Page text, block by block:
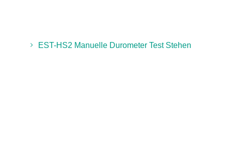
EST-HS2 Manuelle Durometer Test Stehen